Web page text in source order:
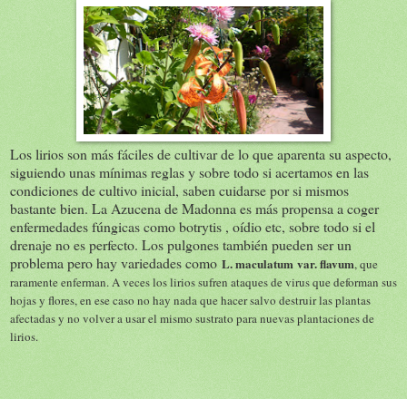
Los lirios son más fáciles de cultivar de lo que aparenta su aspecto,
siguiendo unas mínimas reglas y sobre todo si acertamos en las
condiciones de cultivo inicial, saben cuidarse por si mismos
bastante bien. La Azucena de Madonna es más propensa a coger
enfermedades fúngicas como botrytis , oídio etc, sobre todo si el
drenaje no es perfecto. Los pulgones también pueden ser un
problema pero hay variedades como L. maculatum var. flavum, que
raramente enferman. A veces los lirios sufren ataques de virus que deforman sus
hojas y flores, en ese caso no hay nada que hacer salvo destruir las plantas
afectadas y no volver a usar el mismo sustrato para nuevas plantaciones de
lirios.